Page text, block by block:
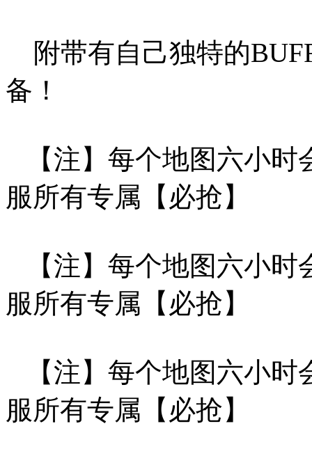
附带有自己独特的
备！
【注】每个地图六小时
服所有专属【必抢】
【注】每个地图六小时
服所有专属【必抢】
【注】每个地图六小时
服所有专属【必抢】